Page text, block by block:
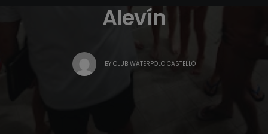
Alevín
BY CLUB WATERPOLO CASTELLÓ